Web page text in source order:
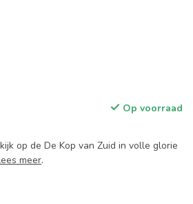
Op voorraad
op de De Kop van Zuid in volle glorie
meer.